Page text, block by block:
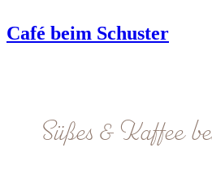
Café beim Schuster
Süßes & Kaffee